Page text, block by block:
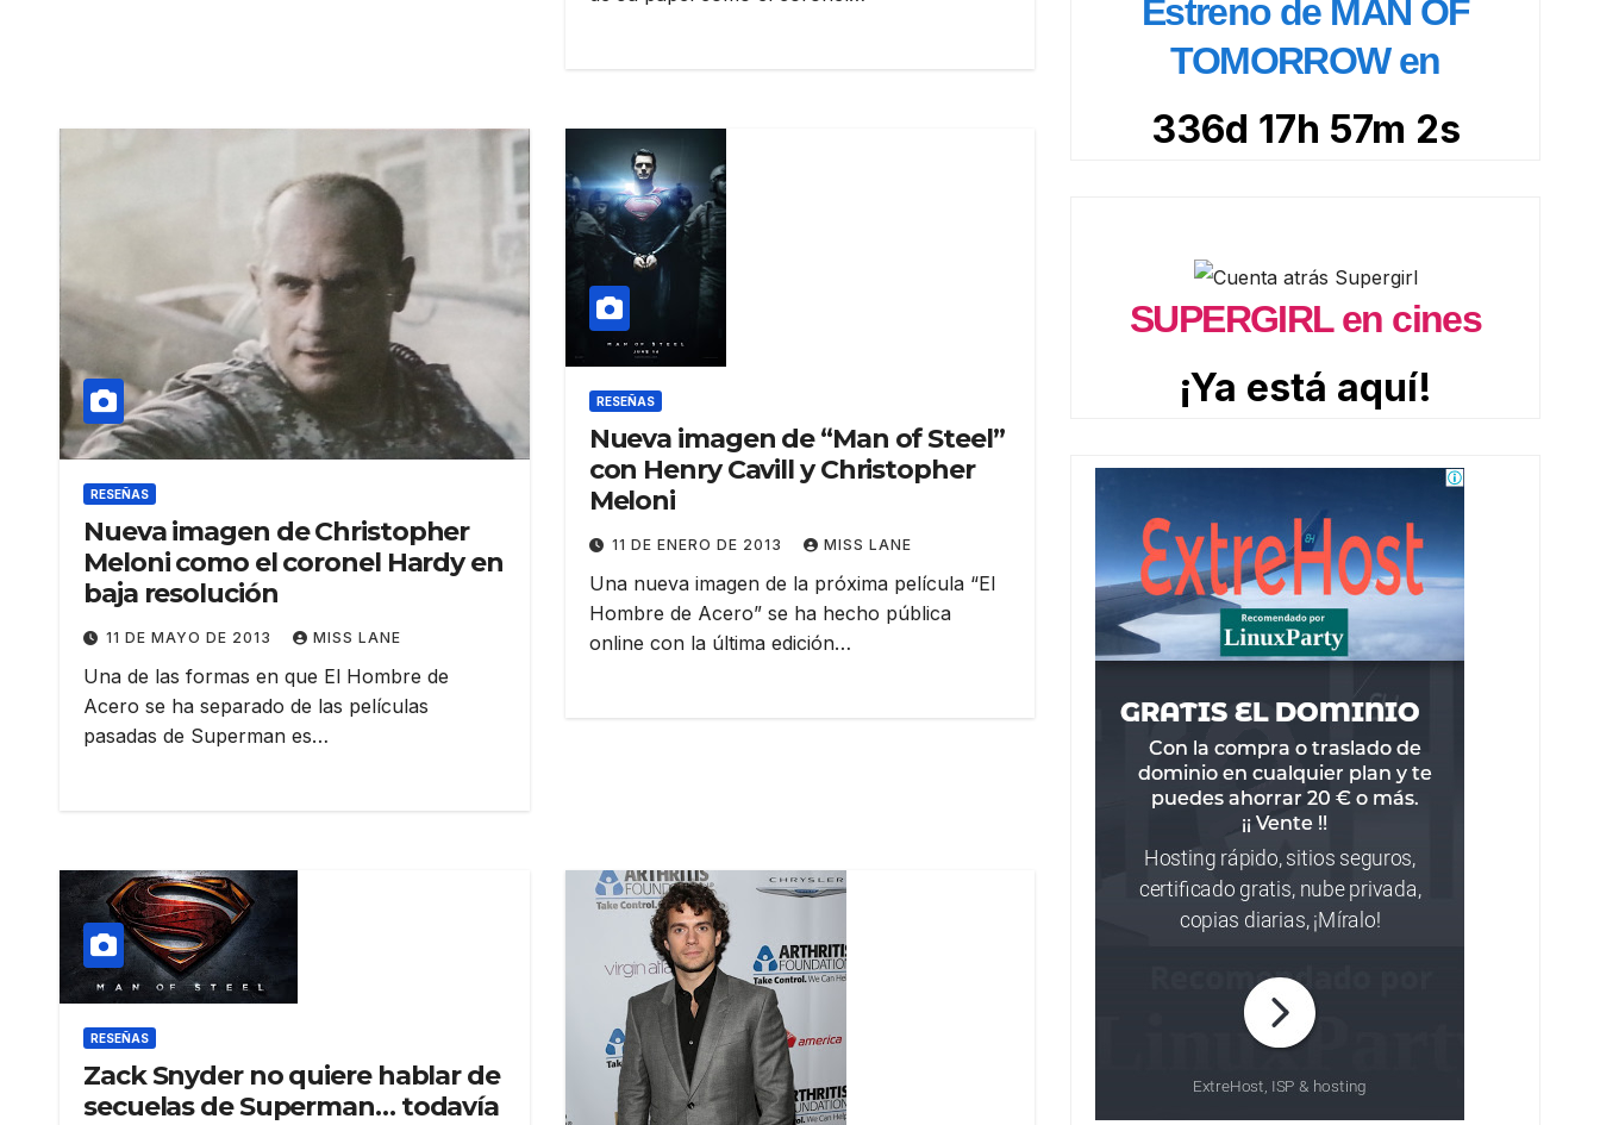
RESEÑAS
Nueva imagen de Christopher
Meloni como el coronel Hardy en
baja resolución
11 DE MAYO DE 2013 MISS LANE
Una de las formas en que El Hombre de
Acero se ha separado de las películas
pasadas de Superman es…
RESEÑAS
Nueva imagen de “Man of Steel”
con Henry Cavill y Christopher
Meloni
11 DE ENERO DE 2013 MISS LANE
Una nueva imagen de la próxima película “El
Hombre de Acero” se ha hecho pública
online con la última edición…
RESEÑAS
Zack Snyder no quiere hablar de
secuelas de Superman… todavía
Estreno de MAN OF
TOMORROW en
336d 17h 57m 1s
SUPERGIRL en cines
¡Ya está aquí!